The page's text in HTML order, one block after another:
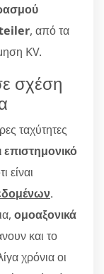
, από τα
KV.
σχέση
ταχύτητες
επιστημονικό
είναι
.
ομοαξονικά
και το
χρόνια οι